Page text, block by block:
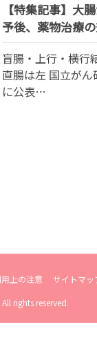
【特集記事】大
予後、薬物治療
盲腸・上行・横行
直腸は左 国立が
に公表…
用上の注意
サイトマッ
rights reserved.